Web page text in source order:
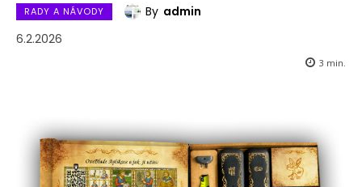
RADY A NÁVODY By admin
6.2.2026
3 min.